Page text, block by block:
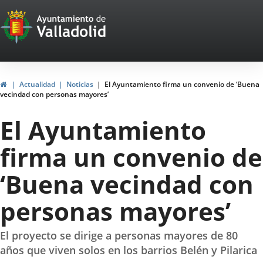
Portal
Web
del
Ayuntamiento
de
Valladolid
InicioActualidad Noticias
El Ayuntamiento firma un convenio de ‘Buena
vecindad con personas mayores’
El Ayuntamiento
firma un convenio de
‘Buena vecindad con
personas mayores’
El proyecto se dirige a personas mayores de 80
años que viven solos en los barrios Belén y Pilarica